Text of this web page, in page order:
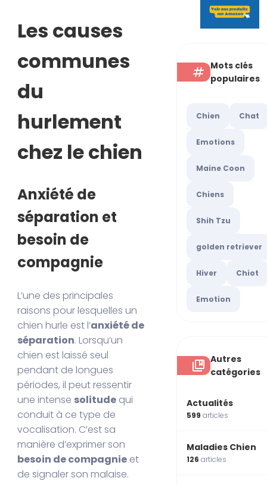
Les causes
communes
du
hurlement
chez le chien
Anxiété de
séparation et
besoin de
compagnie
L’une des principales
raisons pour lesquelles un
chien hurle est l’anxiété de
séparation. Lorsqu’un
chien est laissé seul
pendant de longues
périodes, il peut ressentir
une intense solitude qui
conduit à ce type de
vocalisation. C’est sa
manière d’exprimer son
besoin de compagnie et
de signaler son malaise.
Mots clés
populaires
Chien Chat
Emotions
Maine Coon
Chiens
Shih Tzu
golden retriever
Hiver Chiot
Emotion
Autres
catégories
Actualités
599articles
Maladies Chien
126articles